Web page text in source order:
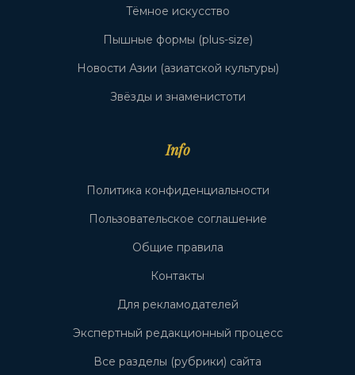
Тёмное искусство
Пышные формы (plus-size)
Новости Азии (азиатской культуры)
Звёзды и знаменистоти
Info
Политика конфиденциальности
Пользовательское соглашение
Общие правила
Контакты
Для рекламодателей
Экспертный редакционный процесс
Все разделы (рубрики) сайта